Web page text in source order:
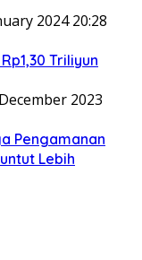
2024 20:28
Triliyun
2023
Pengamanan
Lebih